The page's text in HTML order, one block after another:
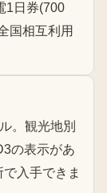
1日券(700
国相互利用
。観光地別
の表示があ
入手できま